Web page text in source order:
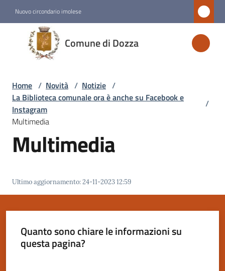
Nuovo circondario imolese
Comune di Dozza
Comune
di
Dozza
Amministrazione
Novità
Menu selezionato
Dozza
Home / Novità / Notizie /
La Biblioteca comunale ora è anche su Facebook e
Instagram
/
Multimedia
Multimedia
Ultimo aggiornamento:24-11-2023 12:59
Quanto sono chiare le informazioni su
questa pagina?